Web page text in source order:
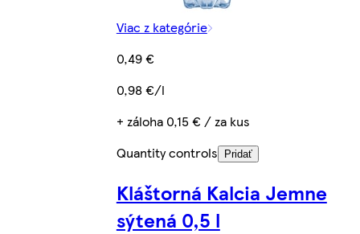
Viac z kategórie
0,49 €
0,98 €/l
+ záloha 0,15 € / za kus
Quantity controls
Pridať
Kláštorná Kalcia Jemne
sýtená 0,5 l